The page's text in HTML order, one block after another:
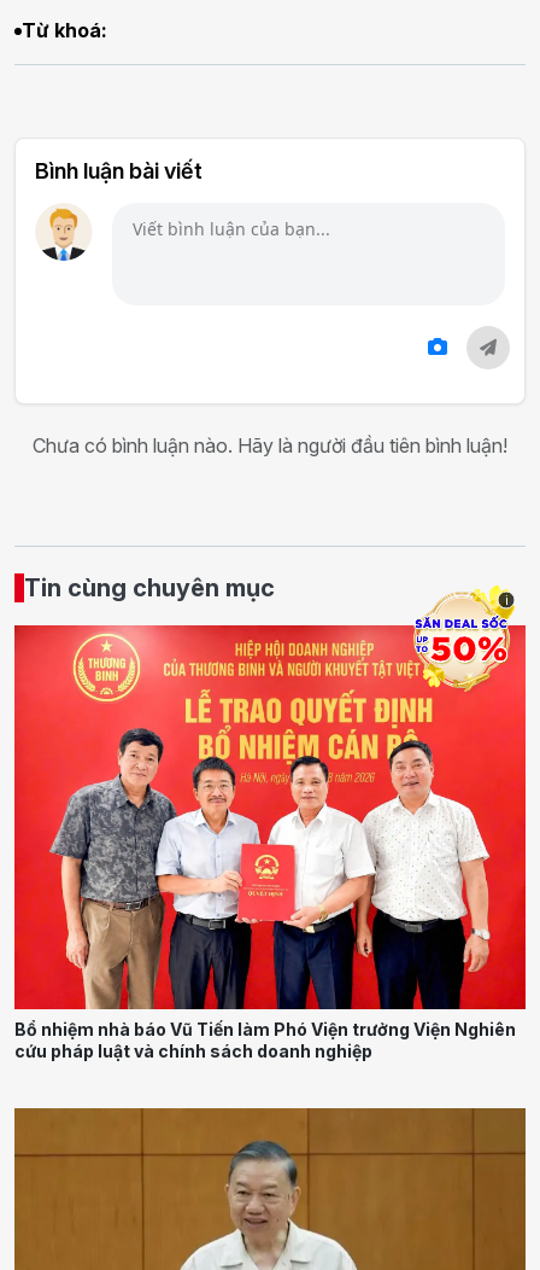
Từ khoá:
Bình luận bài viết
Chưa có bình luận nào. Hãy là người đầu tiên bình luận!
Tin cùng chuyên mục
Bổ nhiệm nhà báo Vũ Tiến làm Phó Viện trưởng Viện Nghiên
cứu pháp luật và chính sách doanh nghiệp
i